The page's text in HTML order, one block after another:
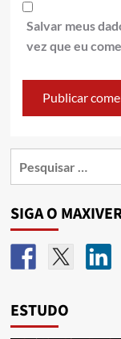
Salvar meus
vez que eu
SIGA O
ESTUDO